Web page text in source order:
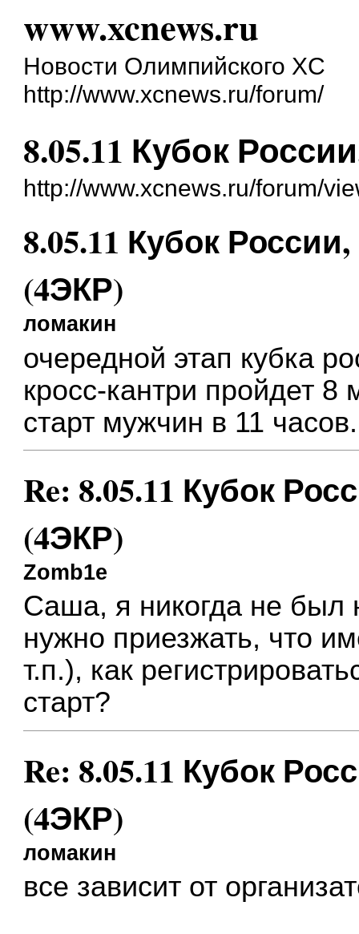
www.xcnews.ru
Новости Олимпийского XC
http://www.xcnews.ru/forum/
8.05.11 Кубок
http://www.xcnews.ru/forum/
8.05.11 Кубок
(4ЭКР)
ломакин
очередной этап кубка
кросс-кантри пройдет
старт мужчин в 11 часов.
Re: 8.05.11 Кубок
(4ЭКР)
Zomb1e
Саша, я никогда не был
нужно приезжать, что
т.п.), как
старт?
Re: 8.05.11 Кубок
(4ЭКР)
ломакин
все зависит от